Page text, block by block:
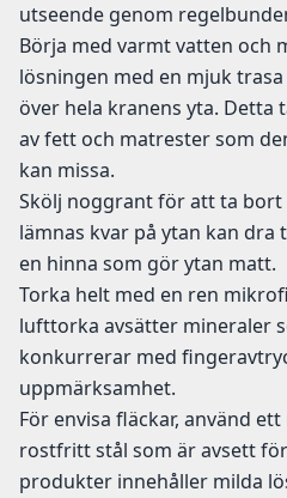
utseende genom
Börja med varmt vatten och
lösningen med en mjuk
över hela kranens yta.
av fett och matrester som
kan missa.
Skölj noggrant för att ta bort
lämnas kvar på ytan kan dra
en hinna som gör ytan matt.
Torka helt med en ren
lufttorka avsätter mineraler
konkurrerar med
uppmärksamhet.
För envisa fläckar, använd
rostfritt stål som är avsett
produkter innehåller milda